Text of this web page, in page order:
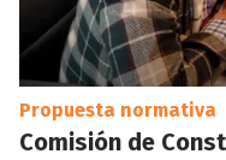
Propuesta normativa
Comisión de